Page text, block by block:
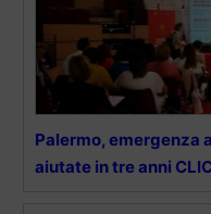
Palermo, emergenza
aiutate in tre anni